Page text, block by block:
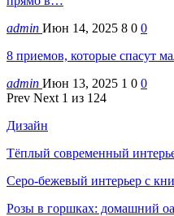
admin Июн 14, 2025 8 0 0
8 приемов, которые спасут
admin Июн 13, 2025 1 0 0
Prev Next 1 из 124
Дизайн
Тёплый современный
Серо-бежевый интерьер с
Розы в горшках: домашний